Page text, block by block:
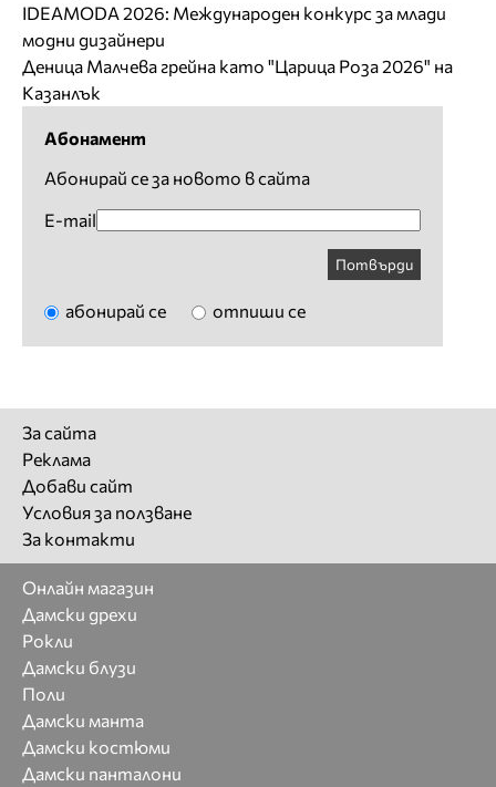
IDEAMODA 2026: Международен конкурс за млади
модни дизайнери
Деница Малчева грейна като "Царица Роза 2026" на
Казанлък
Абонамент
Абонирай се за новото в сайта
E-mail
Потвърди
абонирай се отпиши се
За сайта
Реклама
Добави сайт
Условия за ползване
За контакти
Онлайн магазин
Дамски дрехи
Рокли
Дамски блузи
Поли
Дамски манта
Дамски костюми
Дамски панталони